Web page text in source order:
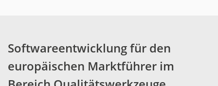
Softwareentwicklung für den
europäischen Marktführer im